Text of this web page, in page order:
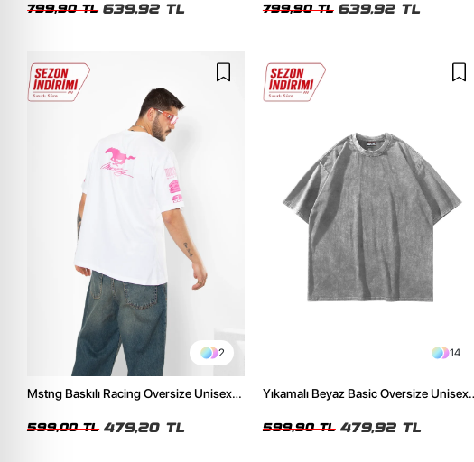
799,90 TL 639,92 TL 799,90 TL 639,92 TL
2
Mstng Baskılı Racing Oversize Unisex
599,00 TL 479,20 TL
14
Yıkamalı Beyaz Basic Oversize Unisex
599,90 TL 479,92 TL